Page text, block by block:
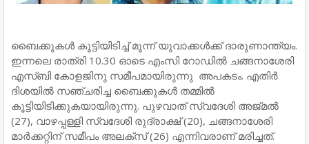
ബൈക്കുകൾ കൂട്ടിയിടിച്ച് മൂന്ന് യുവാക്കൾക്ക് ദാരുണാന്ത്യം.
ഇന്നലെ രാത്രി 10.30 ഓടെ എംസി റോഡിൽ ചങ്ങനാശേരി
എസ്ബി കോളജിനു സമീപമായിരുന്നു അപകടം. എതിർ
ദിശയിൽ സഞ്ചരിച്ച ബൈക്കുകൾ തമ്മിൽ
കൂട്ടിയിടിക്കുകയായിരുന്നു. പുഴവാത് സ്വദേശി അജ്മൽ
(27), വാഴപ്പള്ളി സ്വദേശി രുദ്രാക്ഷ് (20), ചങ്ങനാശേരി
മാർക്കറ്റിന് സമീപം അലക്സ് (26) എന്നിവരാണ് മരിച്ചത്.